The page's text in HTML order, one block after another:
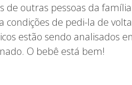
de outras pessoas da
de pedi-la de
estão sendo analisados
O bebê está bem!